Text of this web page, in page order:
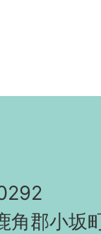
角郡小坂